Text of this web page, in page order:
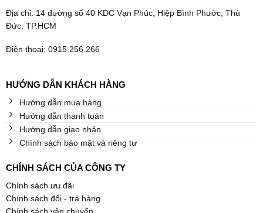
Địa chỉ: 14 đường số 40 KDC Vạn Phúc, Hiệp Bình Phước, Thủ
Đức, TP.HCM
Điện thoại: 0915.256.266
HƯỚNG DẪN KHÁCH HÀNG
Hướng dẫn mua hàng
Hướng dẫn thanh toán
Hướng dẫn giao nhận
Chính sách bảo mật và riêng tư
CHÍNH SÁCH CỦA CÔNG TY
Chính sách ưu đãi
Chính sách đổi - trả hàng